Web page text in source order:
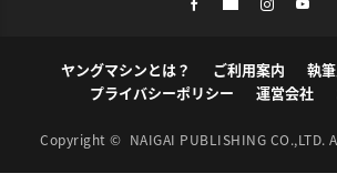
ヤングマシンとは？ ご利用案内
執
プライバシーポリシー
運営会社
Copyright © NAIGAI PUBLISHING CO.,LTD.